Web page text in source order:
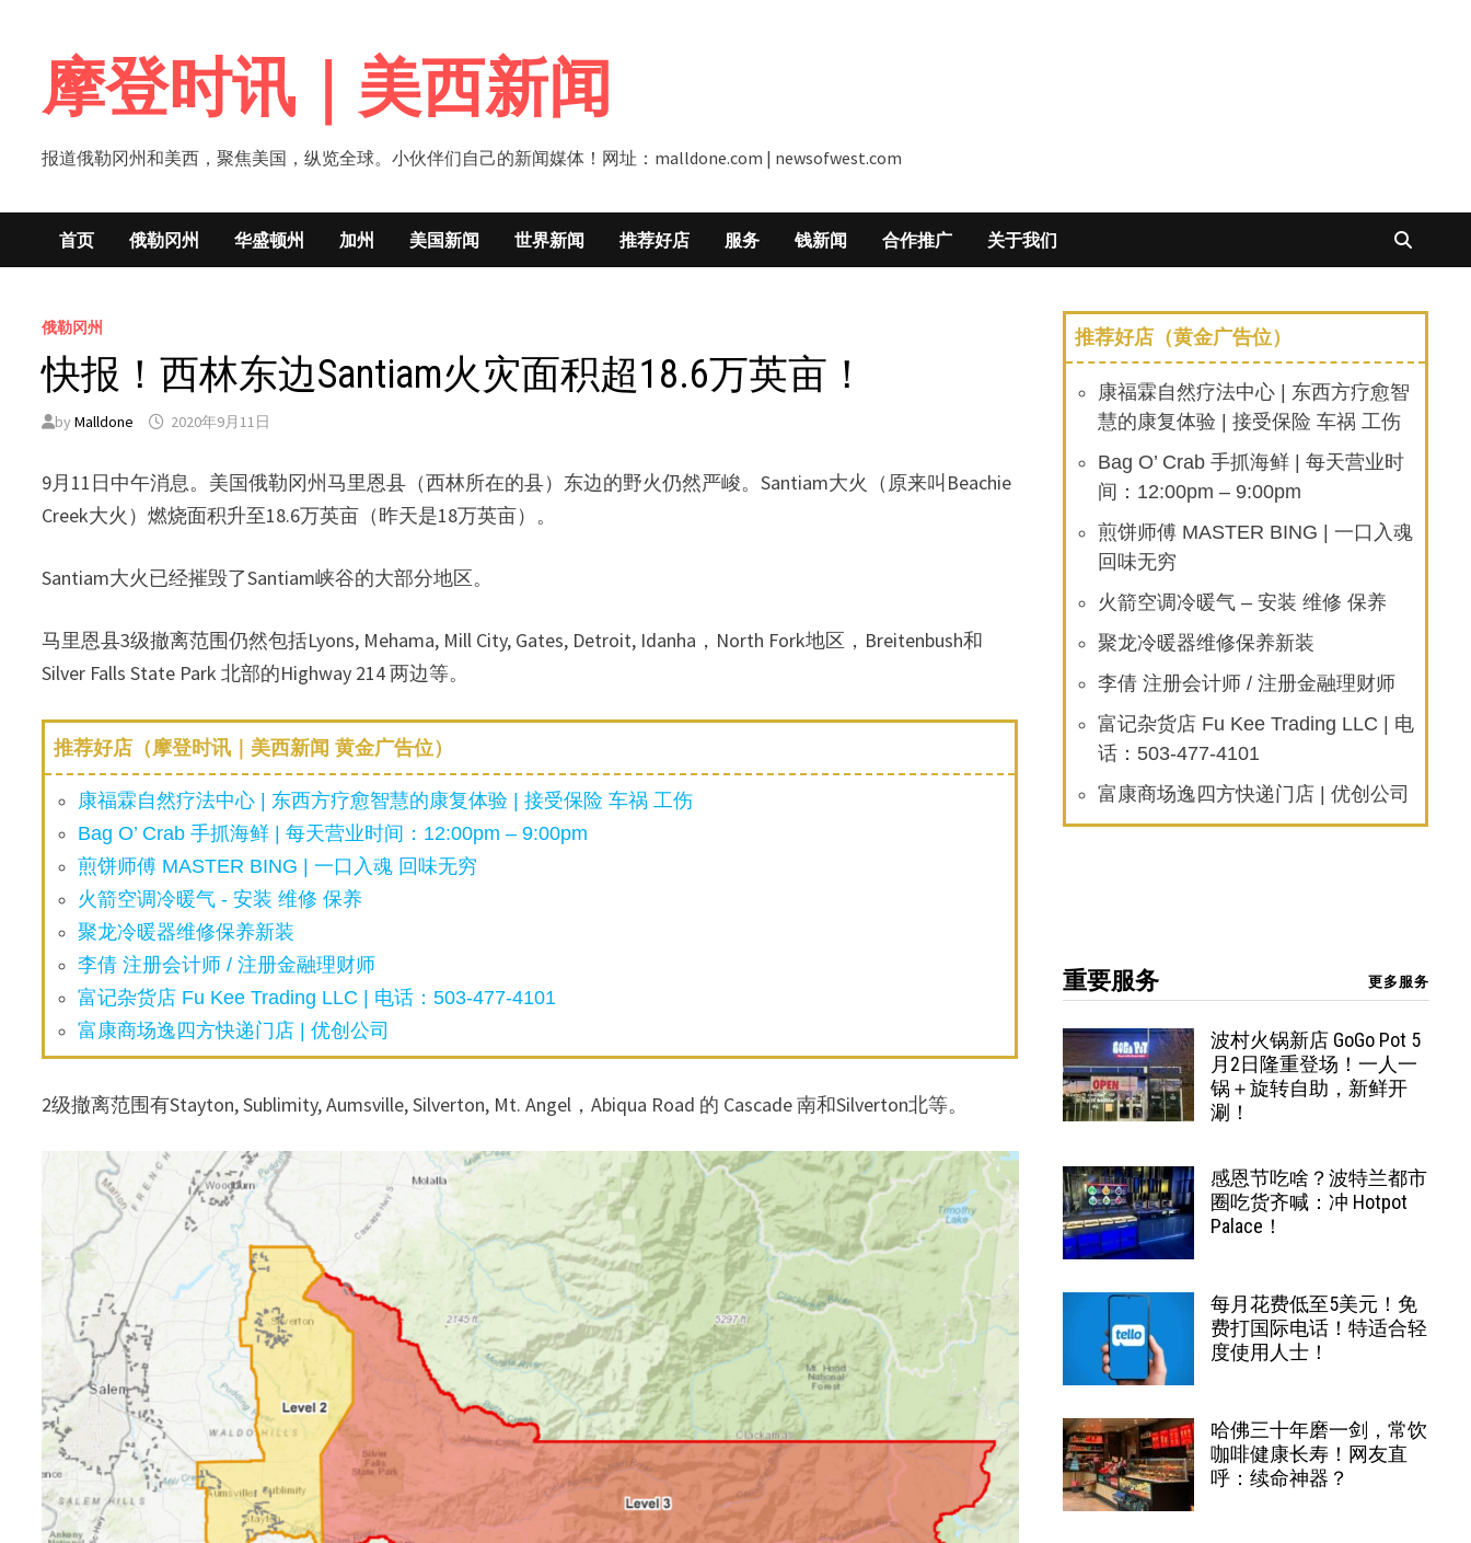
content摩登时讯｜美西新闻
报道俄勒冈州和美西，聚焦美国，纵览全球。小伙伴们自己的新闻媒体！网址：malldone.com | newsofwest.com
首页 俄勒冈州 华盛顿州 加州 美国新闻 世界新闻 推荐好店 服务 钱新闻 合作推广 关于我们
俄勒冈州
快报！西林东边Santiam火灾面积超18.6万英亩！
byMalldone 2020年9月11日
9月11日中午消息。美国俄勒冈州马里恩县（西林所在的县）东边的野火仍然严峻。Santiam大火（原来叫Beachie
Creek大火）燃烧面积升至18.6万英亩（昨天是18万英亩）。
Santiam大火已经摧毁了Santiam峡谷的大部分地区。
马里恩县3级撤离范围仍然包括Lyons, Mehama, Mill City, Gates, Detroit, Idanha，North Fork地区，Breitenbush和
Silver Falls State Park 北部的Highway 214 两边等。
推荐好店（摩登时讯｜美西新闻 黄金广告位）
康福霖自然疗法中心 | 东西方疗愈智慧的康复体验 | 接受保险 车祸 工伤
Bag O’ Crab 手抓海鲜 | 每天营业时间：12:00pm – 9:00pm
煎饼师傅 MASTER BING | 一口入魂 回味无穷
火箭空调冷暖气 - 安装 维修 保养
聚龙冷暖器维修保养新装
李倩 注册会计师 / 注册金融理财师
富记杂货店 Fu Kee Trading LLC | 电话：503-477-4101
富康商场逸四方快递门店 | 优创公司
2级撤离范围有Stayton, Sublimity, Aumsville, Silverton, Mt. Angel，Abiqua Road 的 Cascade 南和Silverton北等。
推荐好店（黄金广告位）
康福霖自然疗法中心 | 东西方疗愈智
慧的康复体验 | 接受保险 车祸 工伤
Bag O’ Crab 手抓海鲜 | 每天营业时
间：12:00pm – 9:00pm
煎饼师傅 MASTER BING | 一口入魂
回味无穷
火箭空调冷暖气 – 安装 维修 保养
聚龙冷暖器维修保养新装
李倩 注册会计师 / 注册金融理财师
富记杂货店 Fu Kee Trading LLC | 电
话：503-477-4101
富康商场逸四方快递门店 | 优创公司
重要服务 更多服务
波村火锅新店 GoGo Pot 5
月2日隆重登场！一人一
锅＋旋转自助，新鲜开
涮！
感恩节吃啥？波特兰都市
圈吃货齐喊：冲 Hotpot
Palace！
每月花费低至5美元！免
费打国际电话！特适合轻
度使用人士！
哈佛三十年磨一剑，常饮
咖啡健康长寿！网友直
呼：续命神器？